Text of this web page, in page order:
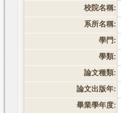
校院名稱:
系所名稱:
學門:
學類:
論文種類:
論文出版年:
畢業學年度: